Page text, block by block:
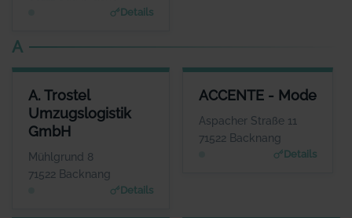
Details
A
A. Trostel
Umzugslogistik
GmbH
Mühlgrund 8
71522 Backnang
Details
A. TROSTEL UMZUGSLOGISTIK GMBH
ANSPRECHPARTNER
Frau Corinna Trostel
www.trostel.eu
ACCENTE - Mode
Aspacher Straße 11
71522 Backnang
Details
ACCENTE - MODE
Frau Sigrid Göttlich
www.accente-mode.co
m